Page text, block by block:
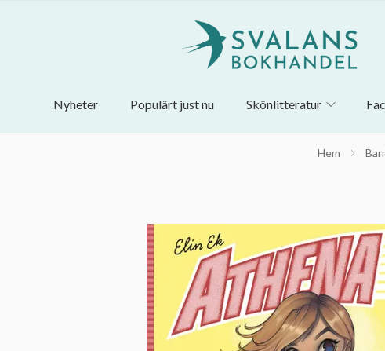
Nyheter Populärt just nu Skönlitteratur
Hem